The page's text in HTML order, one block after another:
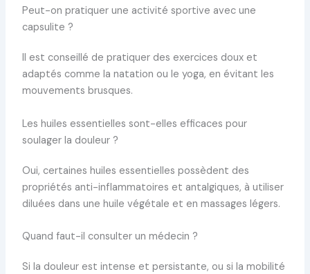
Peut-on pratiquer une activité sportive avec une
capsulite ?
Il est conseillé de pratiquer des exercices doux et
adaptés comme la natation ou le yoga, en évitant les
mouvements brusques.
Les huiles essentielles sont-elles efficaces pour
soulager la douleur ?
Oui, certaines huiles essentielles possèdent des
propriétés anti-inflammatoires et antalgiques, à utiliser
diluées dans une huile végétale et en massages légers.
Quand faut-il consulter un médecin ?
Si la douleur est intense et persistante, ou si la mobilité